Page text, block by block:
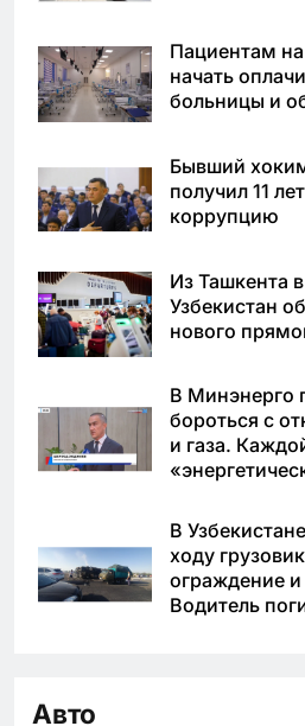
Пациентам
начать
больницы и
Бывший
получил 11
коррупцию
Из Ташкента
Узбекистан
нового
В Минэнерго
бороться с
и газа.
В
ходу
ограждение и
Водитель
Авто